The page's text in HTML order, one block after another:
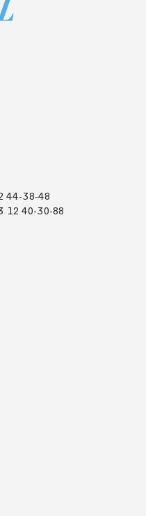
44-38-48
12 40-30-88